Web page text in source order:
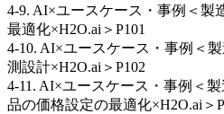
4-9. AI×ユースケース・事例＜製
最適化×H2O.ai＞P101
4-10. AI×ユースケース・事例＜
測設計×H2O.ai＞P102
4-11. AI×ユースケース・事例＜
品の価格設定の最適化×H2O.ai＞